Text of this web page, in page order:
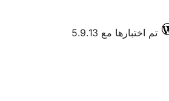
تم اختبارها مع 5.9.13